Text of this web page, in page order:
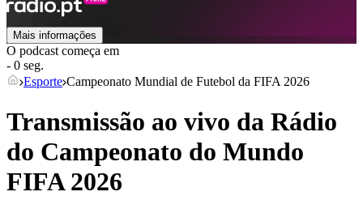
Mais informações
O podcast começa em
- 0 seg.
Esporte Campeonato Mundial de Futebol da FIFA 2026
Transmissão ao vivo da Rádio
do Campeonato do Mundo
FIFA 2026